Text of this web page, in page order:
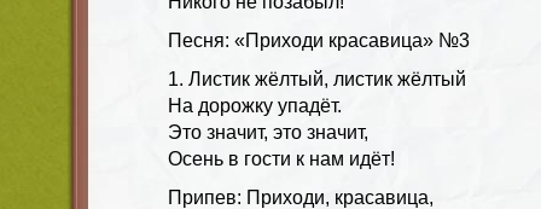
Песня: «Приходи красавица» №3
1. Листик жёлтый, листик жёлтый
На дорожку упадёт.
Это значит, это значит,
Осень в гости к нам идёт!
Припев: Приходи, красавица,